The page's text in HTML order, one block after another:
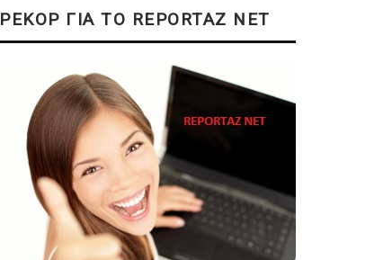
ΡΕΚΟΡ ΓΙΑ ΤΟ REPORTAZ NET